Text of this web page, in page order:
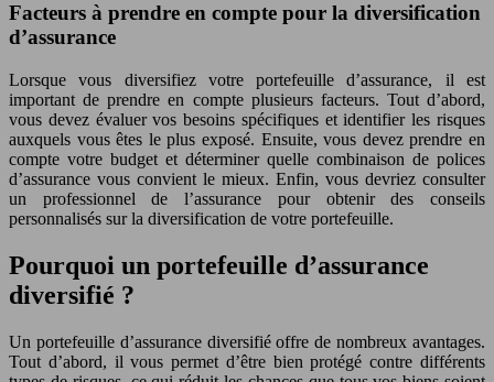
Facteurs à prendre en compte pour la diversification
d’assurance
Lorsque vous diversifiez votre portefeuille d’assurance, il est
important de prendre en compte plusieurs facteurs. Tout d’abord,
vous devez évaluer vos besoins spécifiques et identifier les risques
auxquels vous êtes le plus exposé. Ensuite, vous devez prendre en
compte votre budget et déterminer quelle combinaison de polices
d’assurance vous convient le mieux. Enfin, vous devriez consulter
un professionnel de l’assurance pour obtenir des conseils
personnalisés sur la diversification de votre portefeuille.
Pourquoi un portefeuille d’assurance
diversifié ?
Un portefeuille d’assurance diversifié offre de nombreux avantages.
Tout d’abord, il vous permet d’être bien protégé contre différents